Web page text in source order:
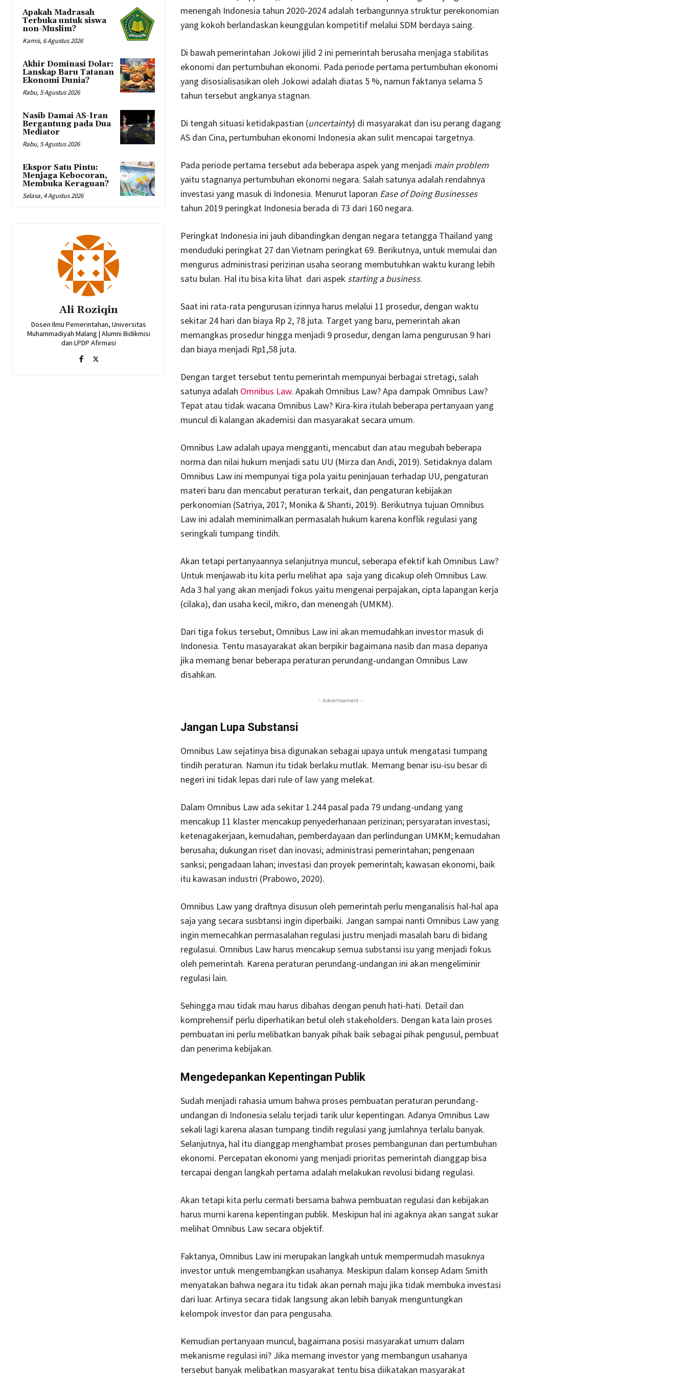
Apakah Madrasah
Terbuka untuk siswa
non-Muslim?
Kamis, 6 Agustus 2026
Akhir Dominasi Dolar:
Lanskap Baru Tatanan
Ekonomi Dunia?
Rabu, 5 Agustus 2026
Nasib Damai AS-Iran
Bergantung pada Dua
Mediator
Rabu, 5 Agustus 2026
Ekspor Satu Pintu:
Menjaga Kebocoran,
Membuka Keraguan?
Selasa, 4 Agustus 2026
Ali Roziqin
Dosen Ilmu Pemerintahan, Universitas
Muhammadiyah Malang | Alumni Bidikmisi
dan LPDP Afirmasi
menengah Indonesia tahun 2020-2024 adalah terbangunnya struktur perekonomian
yang kokoh berlandaskan keunggulan kompetitif melalui SDM berdaya saing.
Di bawah pemerintahan Jokowi jilid 2 ini pemerintah berusaha menjaga stabilitas
ekonomi dan pertumbuhan ekonomi. Pada periode pertama pertumbuhan ekonomi
yang disosialisasikan oleh Jokowi adalah diatas 5 %, namun faktanya selama 5
tahun tersebut angkanya stagnan.
Di tengah situasi ketidakpastian (uncertainty) di masyarakat dan isu perang dagang
AS dan Cina, pertumbuhan ekonomi Indonesia akan sulit mencapai targetnya.
Pada periode pertama tersebut ada beberapa aspek yang menjadi main problem
yaitu stagnanya pertumbuhan ekonomi negara. Salah satunya adalah rendahnya
investasi yang masuk di Indonesia. Menurut laporan Ease of Doing Businesses
tahun 2019 peringkat Indonesia berada di 73 dari 160 negara.
Peringkat Indonesia ini jauh dibandingkan dengan negara tetangga Thailand yang
menduduki peringkat 27 dan Vietnam peringkat 69. Berikutnya, untuk memulai dan
mengurus administrasi perizinan usaha seorang membutuhkan waktu kurang lebih
satu bulan. Hal itu bisa kita lihat dari aspek starting a business.
Saat ini rata-rata pengurusan izinnya harus melalui 11 prosedur, dengan waktu
sekitar 24 hari dan biaya Rp 2, 78 juta. Target yang baru, pemerintah akan
memangkas prosedur hingga menjadi 9 prosedur, dengan lama pengurusan 9 hari
dan biaya menjadi Rp1,58 juta.
Dengan target tersebut tentu pemerintah mempunyai berbagai stretagi, salah
satunya adalah Omnibus Law. Apakah Omnibus Law? Apa dampak Omnibus Law?
Tepat atau tidak wacana Omnibus Law? Kira-kira itulah beberapa pertanyaan yang
muncul di kalangan akademisi dan masyarakat secara umum.
Omnibus Law adalah upaya mengganti, mencabut dan atau megubah beberapa
norma dan nilai hukum menjadi satu UU (Mirza dan Andi, 2019). Setidaknya dalam
Omnibus Law ini mempunyai tiga pola yaitu peninjauan terhadap UU, pengaturan
materi baru dan mencabut peraturan terkait, dan pengaturan kebijakan
perkonomian (Satriya, 2017; Monika & Shanti, 2019). Berikutnya tujuan Omnibus
Law ini adalah meminimalkan permasalah hukum karena konflik regulasi yang
seringkali tumpang tindih.
Akan tetapi pertanyaannya selanjutnya muncul, seberapa efektif kah Omnibus Law?
Untuk menjawab itu kita perlu melihat apa saja yang dicakup oleh Omnibus Law.
Ada 3 hal yang akan menjadi fokus yaitu mengenai perpajakan, cipta lapangan kerja
(cilaka), dan usaha kecil, mikro, dan menengah (UMKM).
Dari tiga fokus tersebut, Omnibus Law ini akan memudahkan investor masuk di
Indonesia. Tentu masayarakat akan berpikir bagaimana nasib dan masa depanya
jika memang benar beberapa peraturan perundang-undangan Omnibus Law
disahkan.
- Advertisement -
Jangan Lupa Substansi
Omnibus Law sejatinya bisa digunakan sebagai upaya untuk mengatasi tumpang
tindih peraturan. Namun itu tidak berlaku mutlak. Memang benar isu-isu besar di
negeri ini tidak lepas dari rule of law yang melekat.
Dalam Omnibus Law ada sekitar 1.244 pasal pada 79 undang-undang yang
mencakup 11 klaster mencakup penyederhanaan perizinan; persyaratan investasi;
ketenagakerjaan, kemudahan, pemberdayaan dan perlindungan UMKM; kemudahan
berusaha; dukungan riset dan inovasi; administrasi pemerintahan; pengenaan
sanksi; pengadaan lahan; investasi dan proyek pemerintah; kawasan ekonomi, baik
itu kawasan industri (Prabowo, 2020).
Omnibus Law yang draftnya disusun oleh pemerintah perlu menganalisis hal-hal apa
saja yang secara susbtansi ingin diperbaiki. Jangan sampai nanti Omnibus Law yang
ingin memecahkan permasalahan regulasi justru menjadi masalah baru di bidang
regulasui. Omnibus Law harus mencakup semua substansi isu yang menjadi fokus
oleh pemerintah. Karena peraturan perundang-undangan ini akan mengeliminir
regulasi lain.
Sehingga mau tidak mau harus dibahas dengan penuh hati-hati. Detail dan
komprehensif perlu diperhatikan betul oleh stakeholders. Dengan kata lain proses
pembuatan ini perlu melibatkan banyak pihak baik sebagai pihak pengusul, pembuat
dan penerima kebijakan.
Mengedepankan Kepentingan Publik
Sudah menjadi rahasia umum bahwa proses pembuatan peraturan perundang-
undangan di Indonesia selalu terjadi tarik ulur kepentingan. Adanya Omnibus Law
sekali lagi karena alasan tumpang tindih regulasi yang jumlahnya terlalu banyak.
Selanjutnya, hal itu dianggap menghambat proses pembangunan dan pertumbuhan
ekonomi. Percepatan ekonomi yang menjadi prioritas pemerintah dianggap bisa
tercapai dengan langkah pertama adalah melakukan revolusi bidang regulasi.
Akan tetapi kita perlu cermati bersama bahwa pembuatan regulasi dan kebijakan
harus murni karena kepentingan publik. Meskipun hal ini agaknya akan sangat sukar
melihat Omnibus Law secara objektif.
Faktanya, Omnibus Law ini merupakan langkah untuk mempermudah masuknya
investor untuk mengembangkan usahanya. Meskipun dalam konsep Adam Smith
menyatakan bahwa negara itu tidak akan pernah maju jika tidak membuka investasi
dari luar. Artinya secara tidak langsung akan lebih banyak menguntungkan
kelompok investor dan para pengusaha.
Kemudian pertanyaan muncul, bagaimana posisi masyarakat umum dalam
mekanisme regulasi ini? Jika memang investor yang membangun usahanya
tersebut banyak melibatkan masyarakat tentu bisa diikatakan masyarakat